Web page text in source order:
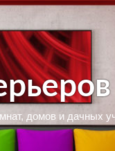
домов и дачных